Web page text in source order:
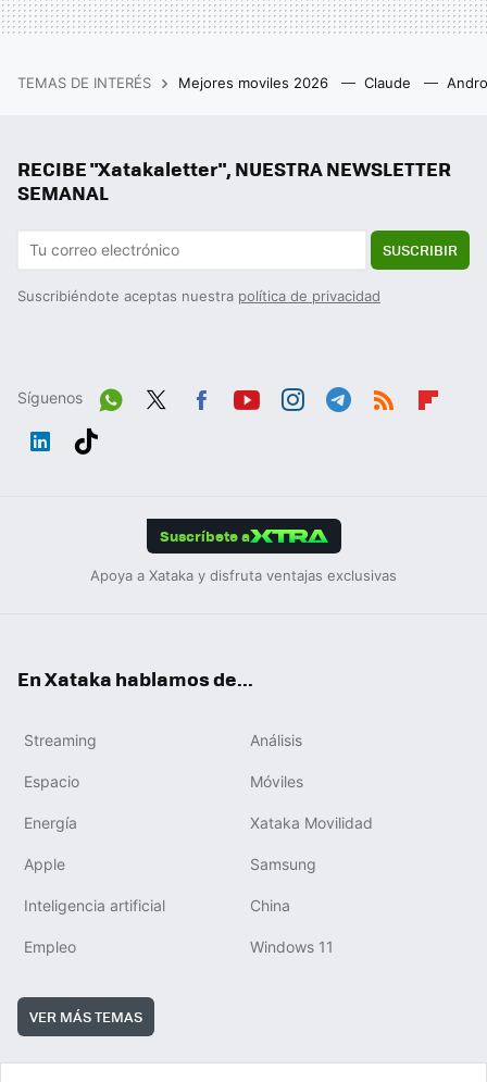
TEMAS DE INTERÉS Mejores moviles 2026 Claude
RECIBE "Xatakaletter", NUESTRA NEWSLETTER
SEMANAL
SUSCRIBIR
Suscribiéndote aceptas nuestra política de privacidad
Síguenos
Wh
Suscríbete a
Apoya a Xataka y disfruta ventajas exclusivas
En Xataka hablamos de...
Streaming Análisis
Espacio Móviles
Energía Xataka Movilidad
Apple Samsung
Inteligencia artificial China
Empleo Windows 11
VER MÁS TEMAS